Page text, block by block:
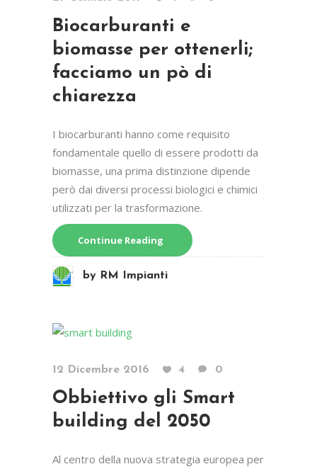
Biocarburanti e
biomasse per ottenerli;
facciamo un pò di
chiarezza
I biocarburanti hanno come requisito
fondamentale quello di essere prodotti da
biomasse, una prima distinzione dipende
però dai diversi processi biologici e chimici
utilizzati per la trasformazione.
Continue Reading
by RM Impianti
12 Dicembre 2016 4 0
Obbiettivo gli Smart
building del 2050
Al centro della nuova strategia europea per